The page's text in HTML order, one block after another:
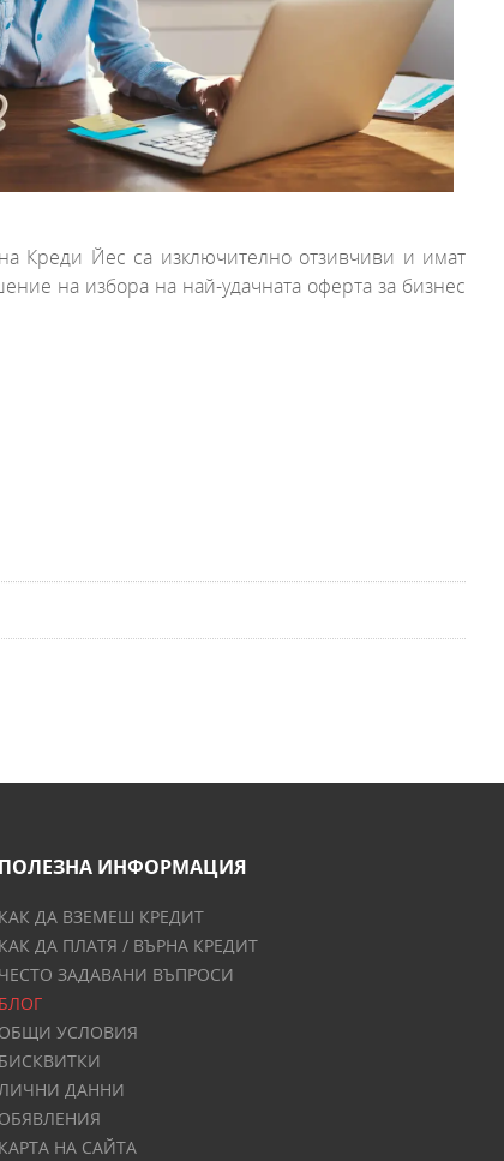
Креди Йес са изключително отзивчиви и имат
на избора на най-удачната оферта за бизнес
ПОЛЕЗНА ИНФОРМАЦИЯ
КАК ДА ВЗЕМЕШ КРЕДИТ
КАК ДА ПЛАТЯ / ВЪРНА КРЕДИТ
ЧЕСТО ЗАДАВАНИ ВЪПРОСИ
БЛОГ
ОБЩИ УСЛОВИЯ
БИСКВИТКИ
ЛИЧНИ ДАННИ
ОБЯВЛЕНИЯ
КАРТА НА САЙТА